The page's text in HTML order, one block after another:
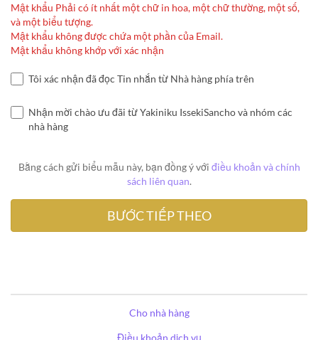
Mật khẩu Phải có ít nhất một chữ in hoa, một chữ thường, một số,
và một biểu tượng.
Mật khẩu không được chứa một phần của Email.
Mật khẩu không khớp với xác nhận
Tôi xác nhận đã đọc Tin nhắn từ Nhà hàng phía trên
Nhận mời chào ưu đãi từ Yakiniku IssekiSancho và nhóm các
nhà hàng
Bằng cách gửi biểu mẫu này, bạn đồng ý với điều khoản và chính
sách liên quan.
Cho nhà hàng
Điều khoản dịch vụ